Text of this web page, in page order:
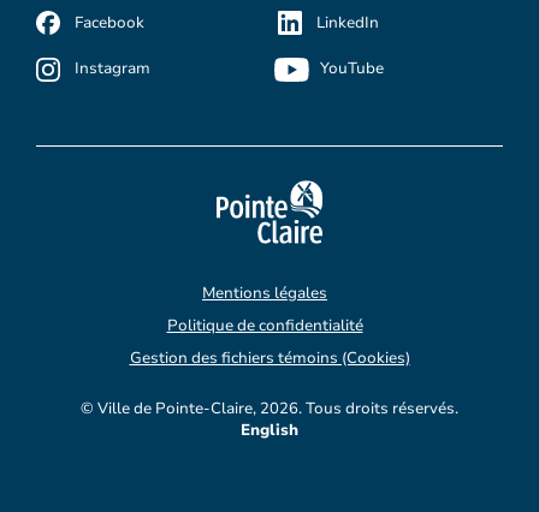
Facebook
Instagram
LinkedIn
YouTube
© Ville de Pointe-Claire, 2026. Tous droits réservés.
Mentions légales
Politique de confidentialité
Gestion des fichiers témoins (Cookies)
English